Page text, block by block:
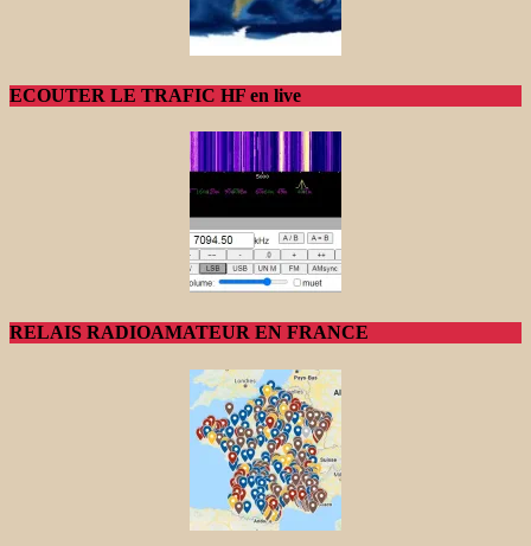
ECOUTER LE TRAFIC HF en live
RELAIS RADIOAMATEUR EN FRANCE